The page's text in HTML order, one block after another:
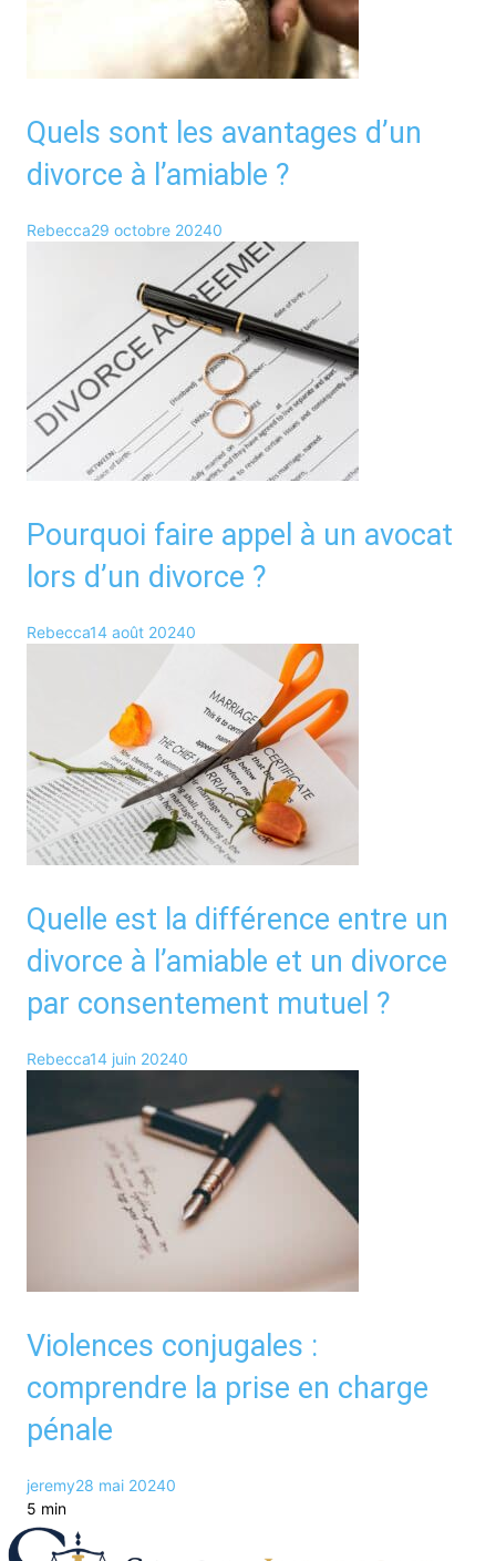
Quels sont les avantages d’un
divorce à l’amiable ?
Rebecca29 octobre 20240
Pourquoi faire appel à un avocat
lors d’un divorce ?
Rebecca14 août 20240
Quelle est la différence entre un
divorce à l’amiable et un divorce
par consentement mutuel ?
Rebecca14 juin 20240
Violences conjugales :
comprendre la prise en charge
pénale
jeremy28 mai 20240
5 min